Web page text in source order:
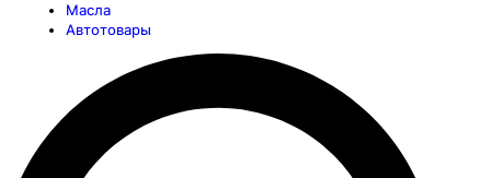
Масла
Автотовары